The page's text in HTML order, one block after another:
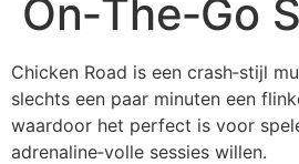
On‑The‑Go
Chicken Road is een crash‑stijl
slechts een paar minuten een
waardoor het perfect is voor
adrenaline‑volle sessies willen.